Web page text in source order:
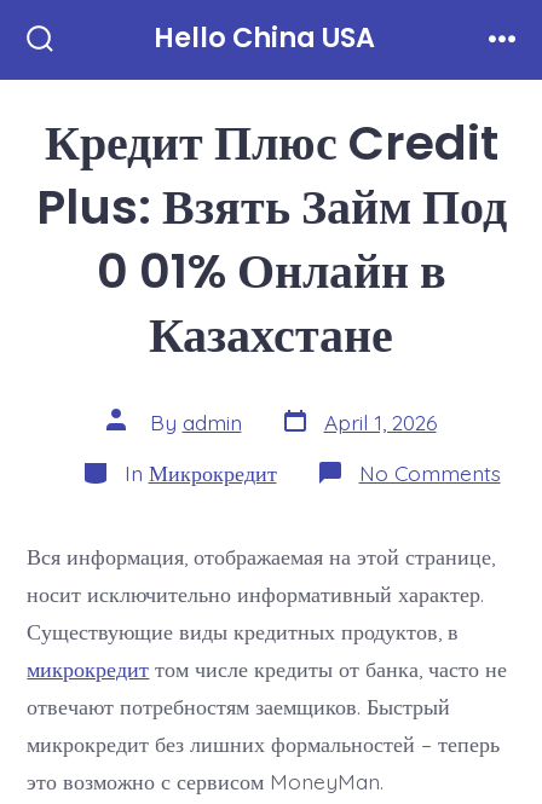
Toggle
Hello China USA
Кредит Плюс Credit
Plus: Взять Займ Под
0 01% Онлайн в
Казахстане
Post
author
By admin Post
date
April 1, 2026
Categories
In Микрокредит No Commentson
Вся информация, отображаемая на этой странице,
носит исключительно информативный характер.
Существующие виды кредитных продуктов, в
микрокредит том числе кредиты от банка, часто не
отвечают потребностям заемщиков. Быстрый
микрокредит без лишних формальностей – теперь
это возможно с сервисом MoneyMan.